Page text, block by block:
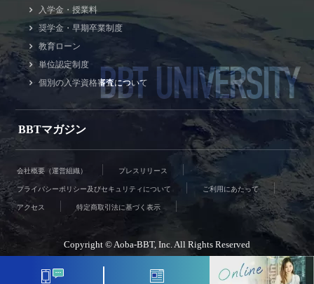
入学金・授業料
奨学金・早期卒業制度
教育ローン
単位認定制度
個別の入学資格審査について
BBTマガジン
BBT UNIVERSITY
会社概要（運営組織） プレスリリース
プライバシーポリシー及びセキュリティについて ご利用にあたって
アクセス 特定商取引法に基づく表示
Copyright © Aoba-BBT, Inc. All Rights Reserved